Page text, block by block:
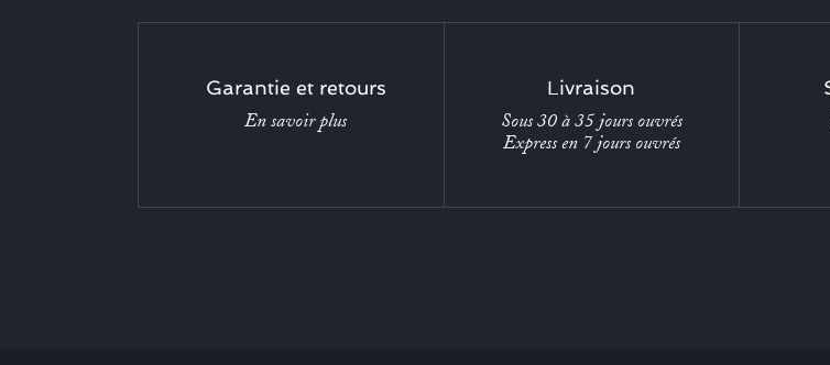
Garantie et retours
En savoir plus
Livraison
Sous 30 à 35 jours ouvrés
Express en 7 jours ouvrés